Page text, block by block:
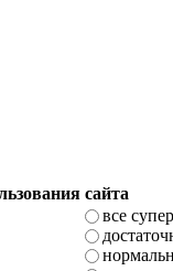
сайта
все супер